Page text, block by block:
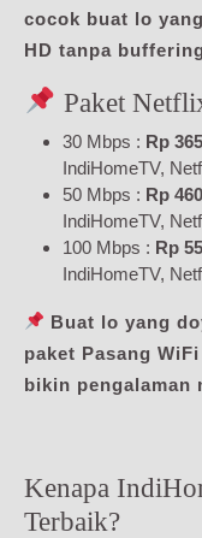
cocok buat lo
HD tanpa
Paket
30 Mbps : Rp
IndiHomeTV,
50 Mbps : Rp
IndiHomeTV,
100 Mbps : Rp
IndiHomeTV,
Buat lo yang
paket Pasang
bikin pengalaman
Kenapa
Terbaik?